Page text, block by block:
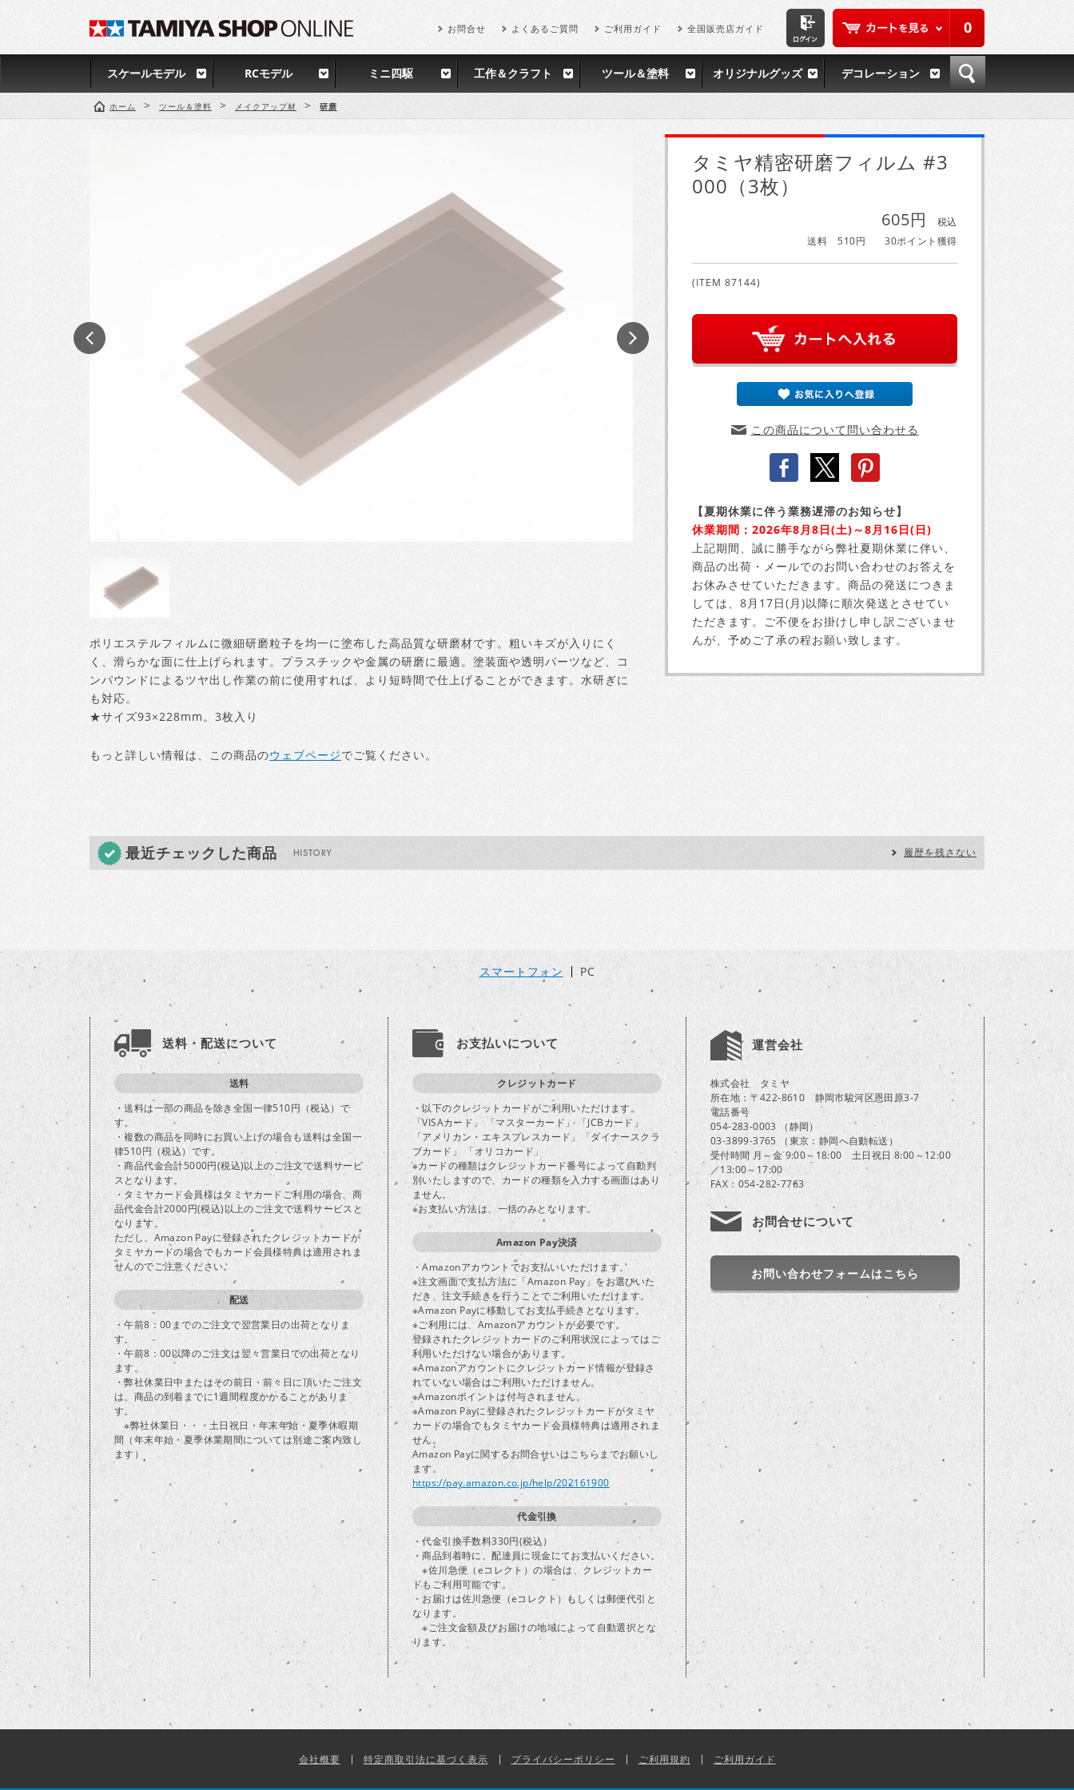
0
お問合せ よくあるご質問 ご利用ガイド 全国販売店ガイド
スケールモデル RCモデル ミニ四駆 工作＆クラフト ツール＆塗料 オリジナルグッズ デコレーション
ホーム > ツール＆塗料 > メイクアップ材 > 研磨
ポリエステルフィルムに微細研磨粒子を均一に塗布した高品質な研磨材です。粗いキズが入りにく
く、滑らかな面に仕上げられます。プラスチックや金属の研磨に最適。塗装面や透明パーツなど、コ
ンパウンドによるツヤ出し作業の前に使用すれば、より短時間で仕上げることができます。水研ぎに
も対応。
★サイズ93×228mm。3枚入り
もっと詳しい情報は、この商品のウェブページでご覧ください。
タミヤ精密研磨フィルム #3
000（3枚）
605円
税込
送料 510円
30ポイント獲得
(ITEM 87144)
この商品について問い合わせる
【夏期休業に伴う業務遅滞のお知らせ】
休業期間：2026年8月8日(土)～8月16日(日)
上記期間、誠に勝手ながら弊社夏期休業に伴い、
商品の出荷・メールでのお問い合わせのお答えを
お休みさせていただきます。商品の発送につきま
しては、8月17日(月)以降に順次発送とさせてい
ただきます。ご不便をお掛けし申し訳ございませ
んが、予めご了承の程お願い致します。
最近チェックした商品 履歴を残さない
スマートフォン PC
送料・配送について
送料
・送料は一部の商品を除き全国一律510円（税込）で
す。
・複数の商品を同時にお買い上げの場合も送料は全国一
律510円（税込）です。
・商品代金合計5000円(税込)以上のご注文で送料サービ
スとなります。
・タミヤカード会員様はタミヤカードご利用の場合、商
品代金合計2000円(税込)以上のご注文で送料サービスと
なります。
ただし、Amazon Payに登録されたクレジットカードが
タミヤカードの場合でもカード会員様特典は適用されま
せんのでご注意ください。
配送
・午前8：00までのご注文で翌営業日の出荷となりま
す。
・午前8：00以降のご注文は翌々営業日での出荷となり
ます。
・弊社休業日中またはその前日・前々日に頂いたご注文
は、商品の到着までに1週間程度かかることがありま
す。
※弊社休業日・・・土日祝日・年末年始・夏季休暇期
間（年末年始・夏季休業期間については別途ご案内致し
ます）
お支払いについて
クレジットカード
・以下のクレジットカードがご利用いただけます。
「VISAカード」 「マスターカード」 「JCBカード」
「アメリカン・エキスプレスカード」「ダイナースクラ
ブカード」 「オリコカード」
※カードの種類はクレジットカード番号によって自動判
別いたしますので、カードの種類を入力する画面はあり
ません。
※お支払い方法は、一括のみとなります。
Amazon Pay決済
・Amazonアカウントでお支払いいただけます。
※注文画面で支払方法に「Amazon Pay」をお選びいた
だき、注文手続きを行うことでご利用いただけます。
※Amazon Payに移動してお支払手続きとなります。
※ご利用には、Amazonアカウントが必要です。
登録されたクレジットカードのご利用状況によってはご
利用いただけない場合があります。
※Amazonアカウントにクレジットカード情報が登録さ
れていない場合はご利用いただけません。
※Amazonポイントは付与されません。
※Amazon Payに登録されたクレジットカードがタミヤ
カードの場合でもタミヤカード会員様特典は適用されま
せん。
Amazon Payに関するお問合せいはこちらまでお願いし
ます。
https://pay.amazon.co.jp/help/202161900
代金引換
・代金引換手数料330円(税込）
・商品到着時に、配達員に現金にてお支払いください。
※佐川急便（eコレクト）の場合は、クレジットカー
ドもご利用可能です。
・お届けは佐川急便（eコレクト）もしくは郵便代引と
なります。
※ご注文金額及びお届けの地域によって自動選択とな
ります。
運営会社
株式会社 タミヤ
所在地：〒422-8610 静岡市駿河区恩田原3-7
電話番号
054-283-0003 （静岡）
03-3899-3765 （東京：静岡へ自動転送）
受付時間 月～金 9:00～18:00 土日祝日 8:00～12:00
／13:00～17:00
FAX：054-282-7763
お問合せについて
お問い合わせフォームはこちら
会社概要 特定商取引法に基づく表示 プライバシーポリシー ご利用規約 ご利用ガイド